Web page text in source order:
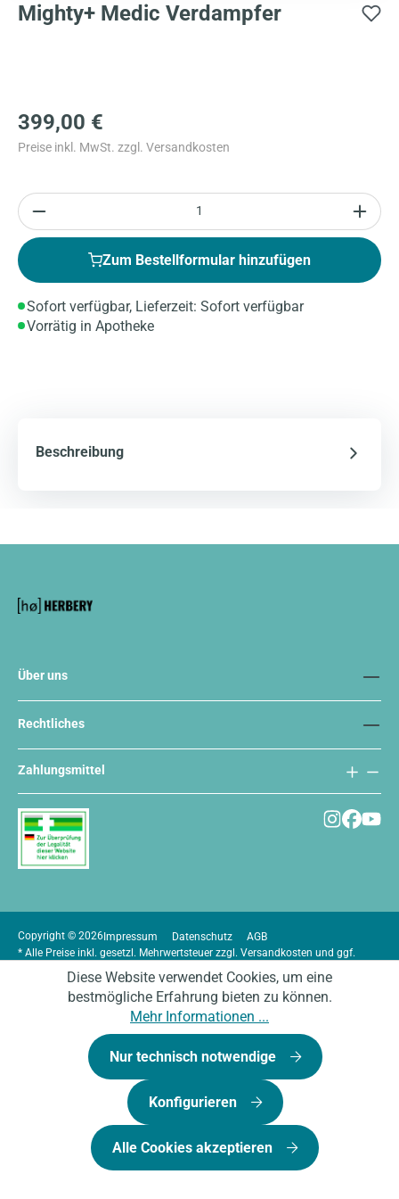
Mighty+ Medic Verdampfer
399,00 €
Preise inkl. MwSt. zzgl. Versandkosten
Anzahl
Zum Bestellformular hinzufügen
Sofort verfügbar, Lieferzeit: Sofort verfügbar
Vorrätig in Apotheke
Beschreibung
Über uns
Rechtliches
Zahlungsmittel
Copyright © 2026 Impressum Datenschutz
AGB
* Alle Preise inkl. gesetzl. Mehrwertsteuer zzgl. Versandkosten und ggf.
Diese Website verwendet Cookies, um eine
bestmögliche Erfahrung bieten zu können.
Mehr Informationen ...
Nur technisch notwendige
Konfigurieren
Alle Cookies akzeptieren